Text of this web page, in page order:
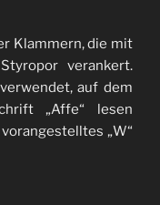
Klammern, die mit
verankert.
auf dem
„Affe“ lesen
„W“